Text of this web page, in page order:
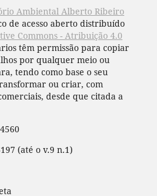
Ambiental Alberto Ribeiro
de acesso aberto distribuído
Commons - Atribuição 4.0
têm permissão para copiar
por qualquer meio ou
tendo como base o seu
ou criar, com
desde que citada a
(até o v.9 n.1)